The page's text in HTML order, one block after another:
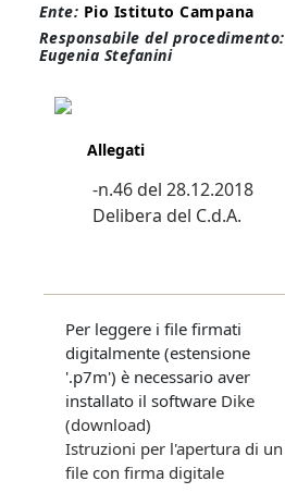
Ente: Pio Istituto Campana
Responsabile del procedimento:
Eugenia Stefanini
Allegati
-n.46 del 28.12.2018
Delibera del C.d.A.
Per leggere i file firmati
digitalmente (estensione
'.p7m') è necessario aver
installato il software Dike
(download)
Istruzioni per l'apertura di un
file con firma digitale